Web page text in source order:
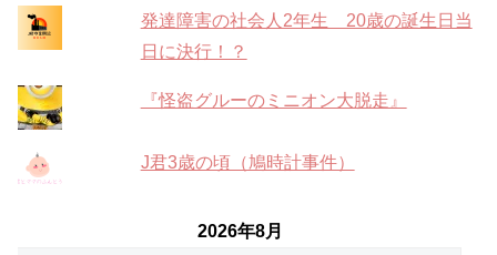
発達障害の社会人2年生 20歳の誕生日当
日に決行！？
『怪盗グルーのミニオン大脱走』
J君3歳の頃（鳩時計事件）
2026年8月